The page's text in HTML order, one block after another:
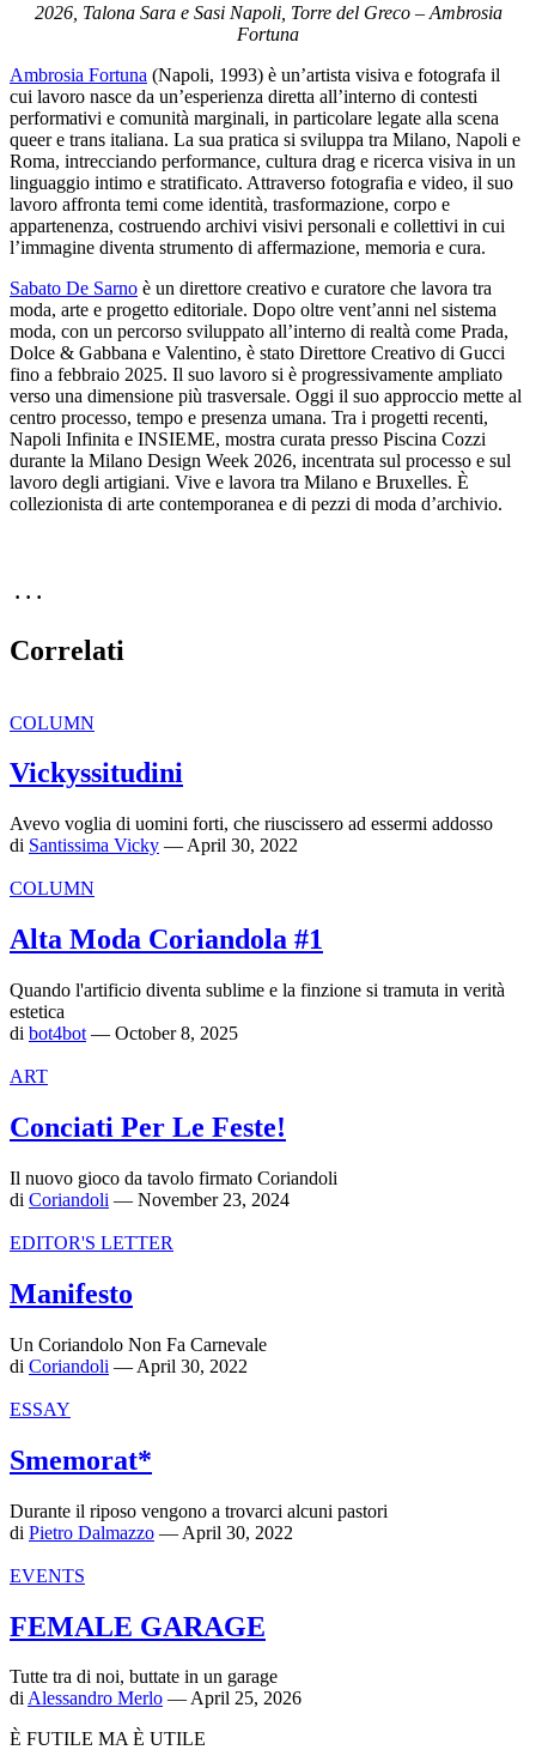
2026, Talona Sara e Sasi Napoli, Torre del Greco – Ambrosia
Fortuna
Ambrosia Fortuna (Napoli, 1993) è un’artista visiva e fotografa il
cui lavoro nasce da un’esperienza diretta all’interno di contesti
performativi e comunità marginali, in particolare legate alla scena
queer e trans italiana. La sua pratica si sviluppa tra Milano, Napoli e
Roma, intrecciando performance, cultura drag e ricerca visiva in un
linguaggio intimo e stratificato. Attraverso fotografia e video, il suo
lavoro affronta temi come identità, trasformazione, corpo e
appartenenza, costruendo archivi visivi personali e collettivi in cui
l’immagine diventa strumento di affermazione, memoria e cura.
Sabato De Sarno è un direttore creativo e curatore che lavora tra
moda, arte e progetto editoriale. Dopo oltre vent’anni nel sistema
moda, con un percorso sviluppato all’interno di realtà come Prada,
Dolce & Gabbana e Valentino, è stato Direttore Creativo di Gucci
fino a febbraio 2025. Il suo lavoro si è progressivamente ampliato
verso una dimensione più trasversale. Oggi il suo approccio mette al
centro processo, tempo e presenza umana. Tra i progetti recenti,
Napoli Infinita e INSIEME, mostra curata presso Piscina Cozzi
durante la Milano Design Week 2026, incentrata sul processo e sul
lavoro degli artigiani. Vive e lavora tra Milano e Bruxelles. È
collezionista di arte contemporanea e di pezzi di moda d’archivio.
· · ·
Correlati
COLUMN
Vickyssitudini
Avevo voglia di uomini forti, che riuscissero ad essermi addosso
di Santissima Vicky — April 30, 2022
COLUMN
Alta Moda Coriandola #1
Quando l'artificio diventa sublime e la finzione si tramuta in verità
estetica
di bot4bot — October 8, 2025
ART
Conciati Per Le Feste!
Il nuovo gioco da tavolo firmato Coriandoli
di Coriandoli — November 23, 2024
EDITOR'S LETTER
Manifesto
Un Coriandolo Non Fa Carnevale
di Coriandoli — April 30, 2022
ESSAY
Smemorat*
Durante il riposo vengono a trovarci alcuni pastori
di Pietro Dalmazzo — April 30, 2022
EVENTS
FEMALE GARAGE
Tutte tra di noi, buttate in un garage
diAlessandro Merlo — April 25, 2026
È FUTILE MA È UTILE